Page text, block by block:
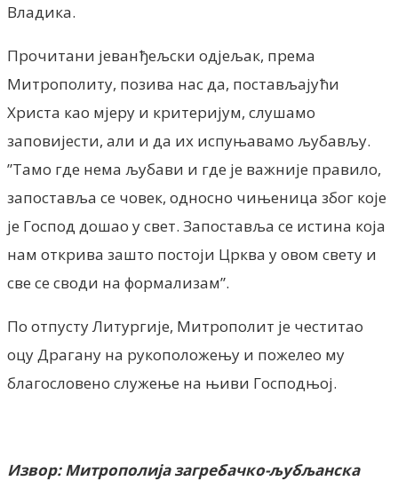
Владика.
Прочитани јеванђељски одјељак, према
Митрополиту, позива нас да, постављајући
Христа као мјеру и критеријум, слушамо
заповијести, али и да их испуњавамо љубављу.
”Тамо где нема љубави и где је важније правило,
запоставља се човек, односно чињеница због које
је Господ дошао у свет. Запоставља се истина која
нам открива зашто постоји Црква у овом свету и
све се своди на формализам”.
По отпусту Литургије, Митрополит је честитао
оцу Драгану на рукоположењу и пожелео му
благословено служење на њиви Господњој.
Извор:Митрополија загребачко-љубљанска